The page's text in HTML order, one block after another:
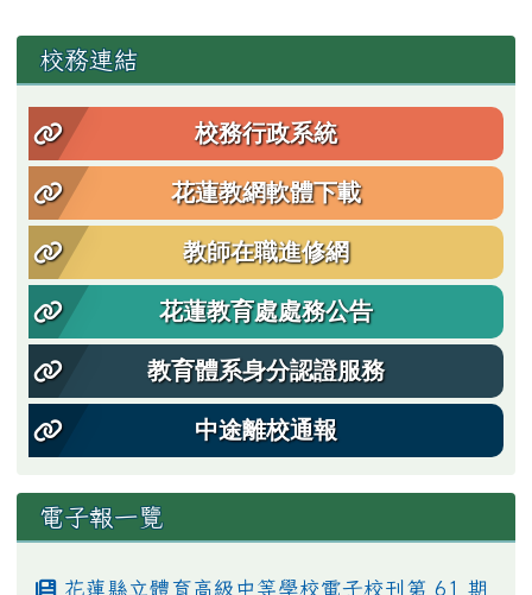
左邊區域內容
校務連結
校務行政系統
花蓮教網軟體下載
教師在職進修網
花蓮教育處處務公告
教育體系身分認證服務
中途離校通報
電子報一覽
花蓮縣立體育高級中等學校電子校刊第 61 期